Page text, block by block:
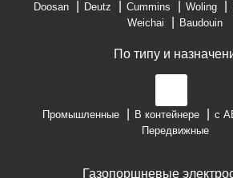
Doosan
Deutz Cummins Woling
Weichai
Baudouin
По типу и
Промышленные В контейнере с
Передвижные
Газопоршневые